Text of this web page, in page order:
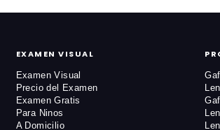
EXAMEN VISUAL
Examen Visual
Precio del Examen
Examen Gratis
Para Ninos
A Domicilio